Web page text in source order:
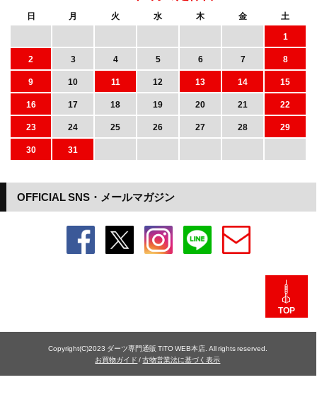
OFFICIAL SNS・メールマガジン
日 月 火 水 木 金
土
1
2
3 4 5 6 7
8
9
10 11 12 13 14
15
16
17 18 19 20 21
22
23
24 25 26 27 28
29
30
31
TOP
Copyright(C)2023 ダーツ専門通販 TiTO WEB本店. All rights reserved.
お買物ガイド /古物営業法に基づく表示